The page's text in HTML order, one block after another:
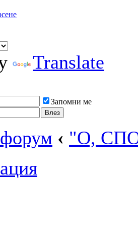
Translate
Запомни ме
‹ "О,